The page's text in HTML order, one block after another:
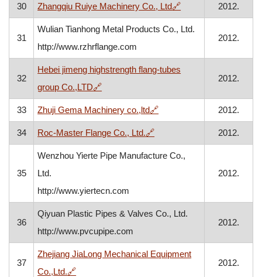
30 Zhangqiu Ruiye Machinery Co., Ltd🔗, otvara se u novom
2012.
31
Wulian Tianhong Metal Products Co., Ltd.
http://www.rzhrflange.com
2012.
32
Hebei jimeng highstrength flang-tubes
group Co.,LTD🔗, otvara se u novom prozoru
2012.
33 Zhuji Gema Machinery co.,ltd🔗, otvara se u novom
2012.
34 Roc-Master Flange Co., Ltd.🔗, otvara se u novom prozoru
2012.
35
Wenzhou Yierte Pipe Manufacture Co.,
Ltd.
http://www.yiertecn.com
2012.
36
Qiyuan Plastic Pipes & Valves Co., Ltd.
http://www.pvcupipe.com
2012.
37
Zhejiang JiaLong Mechanical Equipment
Co.,Ltd.🔗, otvara se u novom prozoru
2012.